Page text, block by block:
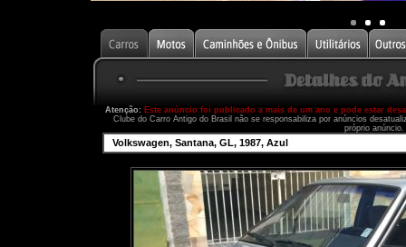
Atenção: Este anúncio foi publicado a mais de um ano e pode estar
Clube do Carro Antigo do Brasil não se responsabiliza por anúncios
próprio anúncio.
Volkswagen, Santana, GL, 1987, Azul